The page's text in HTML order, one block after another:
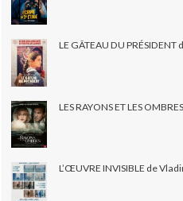
LE GÂTEAU DU PRÉSIDENT
LES RAYONS ET LES
L’ŒUVRE INVISIBLE de